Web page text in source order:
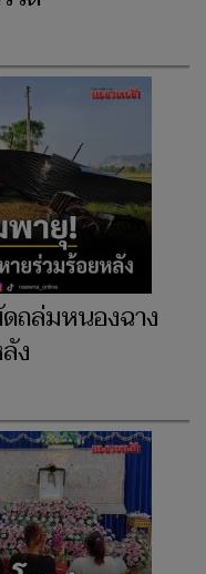
ถล่มหนองฉาง
ง